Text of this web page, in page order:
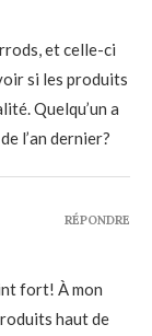
et celle-ci
si les produits
Quelqu’un a
l’an dernier?
fort! À mon
haut de
RÉPONDRE